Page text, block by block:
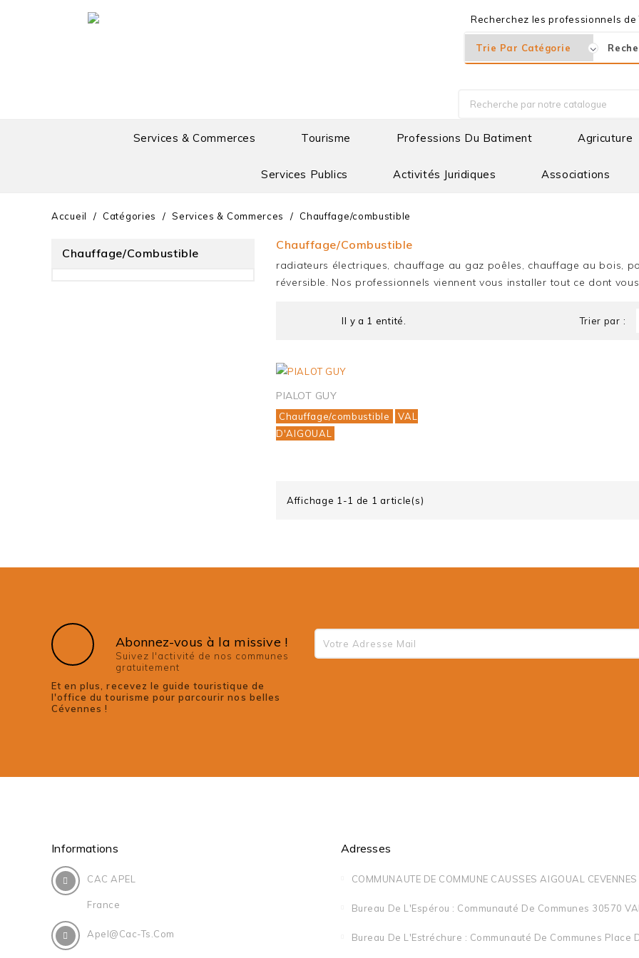
Recherchez les professionnels
Services & Commerces Tourisme Professions Du Batiment Agricuture
Services Publics Activités Juridiques Associations
Accueil Catégories Services & Commerces Chauffage/combustible
Chauffage/combustible
Chauffage/combustible
radiateurs électriques, chauffage au gaz poêles, chauffage au bois,
réversible. Nos professionnels viennent vous installer tout ce dont
Il y a 1 entité. Trier par :
PIALOT GUY
Chauffage/combustible
VAL
D'AIGOUAL
Affichage 1-1 de 1 article(s)
Abonnez-vous à la missive !
Suivez l'activité de nos communes
gratuitement
Et en plus, recevez le guide touristique de
l'office du tourisme pour parcourir nos belles
Cévennes !
Informations
CAC APEL
France
Apel@cac-Ts.com
Adresses
COMMUNAUTE DE COMMUNE CAUSSES AIGOUAL
Bureau De L'Espérou : Communauté De Communes 30570
Bureau De L'Estréchure : Communauté De Communes Place